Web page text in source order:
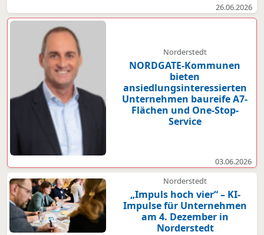
26.06.2026
Norderstedt
NORDGATE-Kommunen
bieten
ansiedlungsinteressierten
Unternehmen baureife A7-
Flächen und One-Stop-
Service
03.06.2026
Norderstedt
„Impuls hoch vier“ – KI-
Impulse für Unternehmen
am 4. Dezember in
Norderstedt